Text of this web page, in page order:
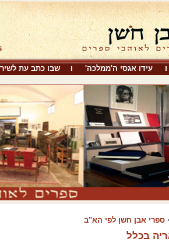
עידו אגסי ה'ממלכה' שבו כתב עת
ספרי אבן חֹשן לפי הא"ב
בכלל